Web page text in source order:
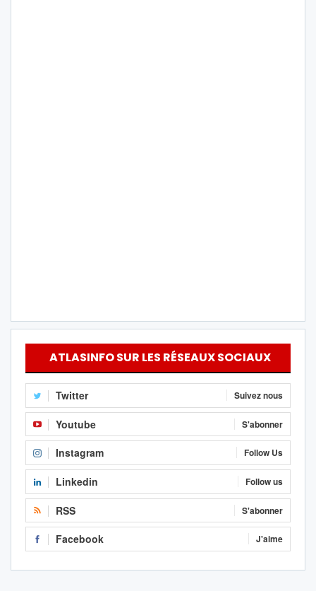
ATLASINFO SUR LES RÉSEAUX SOCIAUX
Twitter Suivez nous
Youtube S'abonner
Instagram Follow Us
Linkedin Follow us
RSS S'abonner
Facebook J'aime